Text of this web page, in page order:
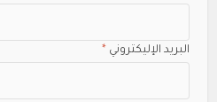
البريد الإليكتروني *